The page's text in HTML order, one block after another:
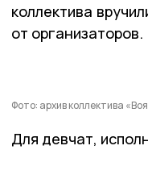
коллектива
от организаторов.
Фото: архив коллектива
Для девчат,